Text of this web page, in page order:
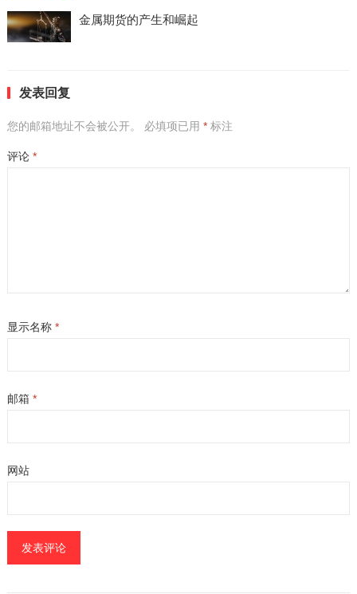
金属期货的产生和崛起
发表回复
您的邮箱地址不会被公开。 必填项已用 *标注
评论 *
显示名称 *
邮箱 *
网站